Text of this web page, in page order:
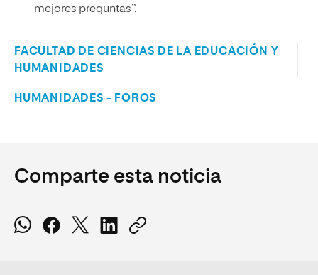
mejores preguntas”.
FACULTAD DE CIENCIAS DE LA EDUCACIÓN Y
HUMANIDADES
HUMANIDADES - FOROS
Comparte esta noticia